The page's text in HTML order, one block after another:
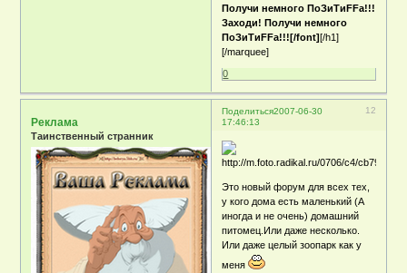
Получи немного ПоЗиТиFFа!!!
Заходи! Получи немного
ПоЗиТиFFа!!![/font][/h1]
[/marquee]
0
Поделиться 12
2007-06-30
17:46:13
Реклама
Таинственный странник
Это новый форум для всех тех,
у кого дома есть маленький (А
иногда и не очень) домашний
питомец.Или даже несколько.
Или даже целый зоопарк как у
меня